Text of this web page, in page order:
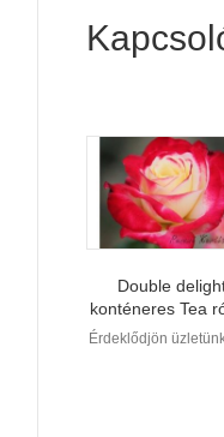
Double
konténeres Tea
Érdeklődjön